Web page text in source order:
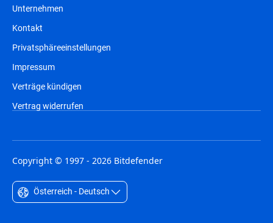
Unternehmen
Kontakt
Privatsphäreeinstellungen
Impressum
Verträge kündigen
Vertrag widerrufen
Copyright © 1997 - 2026 Bitdefender
Österreich - Deutsch